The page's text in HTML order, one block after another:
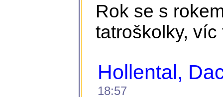
Rok se s
tatroškolky,
Hollental,
18:57